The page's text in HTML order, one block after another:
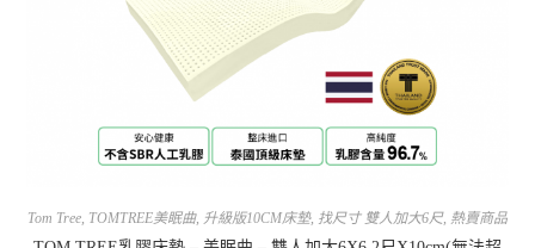
Tom Tree, TOMTREE美眠曲, 升級版10CM床墊, 找尺寸 雙人加大6尺, 熱賣商品